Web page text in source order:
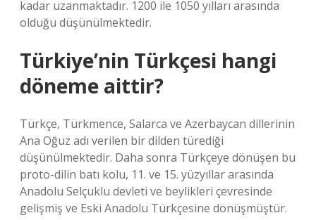
kadar uzanmaktadır. 1200 ile 1050 yılları arasında
olduğu düşünülmektedir.
Türkiye’nin Türkçesi hangi
döneme aittir?
Türkçe, Türkmence, Salarca ve Azerbaycan dillerinin
Ana Oğuz adı verilen bir dilden türediği
düşünülmektedir. Daha sonra Türkçeye dönüşen bu
proto-dilin batı kolu, 11. ve 15. yüzyıllar arasında
Anadolu Selçuklu devleti ve beylikleri çevresinde
gelişmiş ve Eski Anadolu Türkçesine dönüşmüştür.